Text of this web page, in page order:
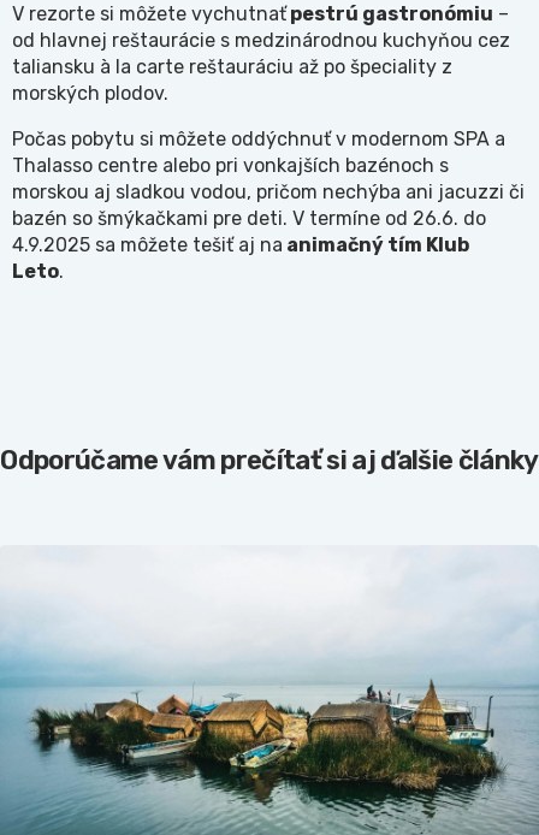
V rezorte si môžete vychutnaťpestrú gastronómiu –
od hlavnej reštaurácie s medzinárodnou kuchyňou cez
taliansku à la carte reštauráciu až po špeciality z
morských plodov.
Počas pobytu si môžete oddýchnuť v modernom SPA a
Thalasso centre alebo pri vonkajších bazénoch s
morskou aj sladkou vodou, pričom nechýba ani jacuzzi či
bazén so šmýkačkami pre deti. V termíne od 26.6. do
4.9.2025 sa môžete tešiť aj na animačný tím Klub
Leto.
Odporúčame vám prečítať si aj ďalšie články